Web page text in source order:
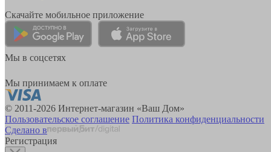
Скачайте мобильное приложение
Мы в соцсетях
Мы принимаем к оплате
© 2011-2026 Интернет-магазин «Ваш Дом»
Пользовательское соглашение Политика конфиденциальности
Сделано в
Регистрация